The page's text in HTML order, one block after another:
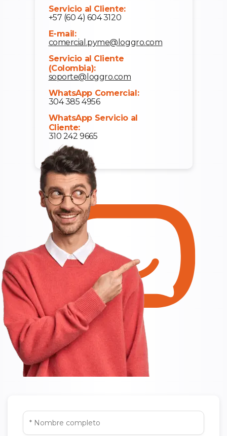
Servicio al Cliente:
+57 (60 4) 604 3120
E-mail:
comercial.pyme@loggro.com
Servicio al Cliente
(Colombia):
soporte@loggro.com
WhatsApp Comercial:
304 385 4956
WhatsApp Servicio al
Cliente:
310 242 9665